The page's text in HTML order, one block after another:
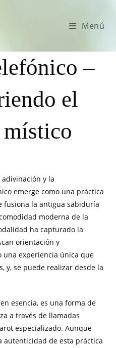
Menú
–
el
y la
emerge como una práctica
fusiona la antigua sabiduría
moderna de la
ha capturado la
orientación y
una experiencia única que
y, se puede realizar desde la
esencia, es una forma de
a través de llamadas
especializado. Aunque
autenticidad de esta práctica